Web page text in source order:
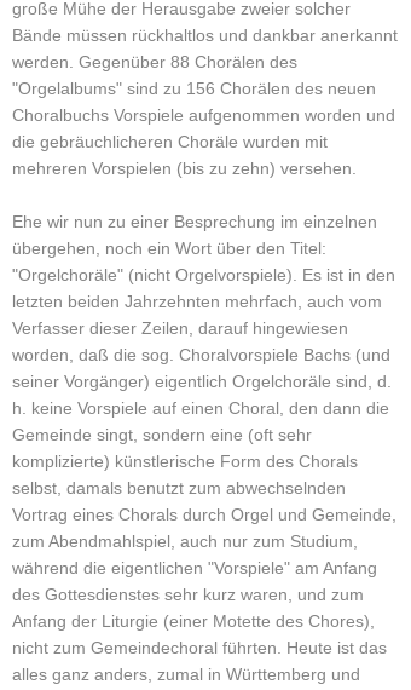
große Mühe der Herausgabe zweier solcher
Bände müssen rückhaltlos und dankbar anerkannt
werden. Gegenüber 88 Chorälen des
"Orgelalbums" sind zu 156 Chorälen des neuen
Choralbuchs Vorspiele aufgenommen worden und
die gebräuchlicheren Choräle wurden mit
mehreren Vorspielen (bis zu zehn) versehen.
Ehe wir nun zu einer Besprechung im einzelnen
übergehen, noch ein Wort über den Titel:
"Orgelchoräle" (nicht Orgelvorspiele). Es ist in den
letzten beiden Jahrzehnten mehrfach, auch vom
Verfasser dieser Zeilen, darauf hingewiesen
worden, daß die sog. Choralvorspiele Bachs (und
seiner Vorgänger) eigentlich Orgelchoräle sind, d.
h. keine Vorspiele auf einen Choral, den dann die
Gemeinde singt, sondern eine (oft sehr
komplizierte) künstlerische Form des Chorals
selbst, damals benutzt zum abwechselnden
Vortrag eines Chorals durch Orgel und Gemeinde,
zum Abendmahlspiel, auch nur zum Studium,
während die eigentlichen "Vorspiele" am Anfang
des Gottesdienstes sehr kurz waren, und zum
Anfang der Liturgie (einer Motette des Chores),
nicht zum Gemeindechoral führten. Heute ist das
alles ganz anders, zumal in Württemberg und